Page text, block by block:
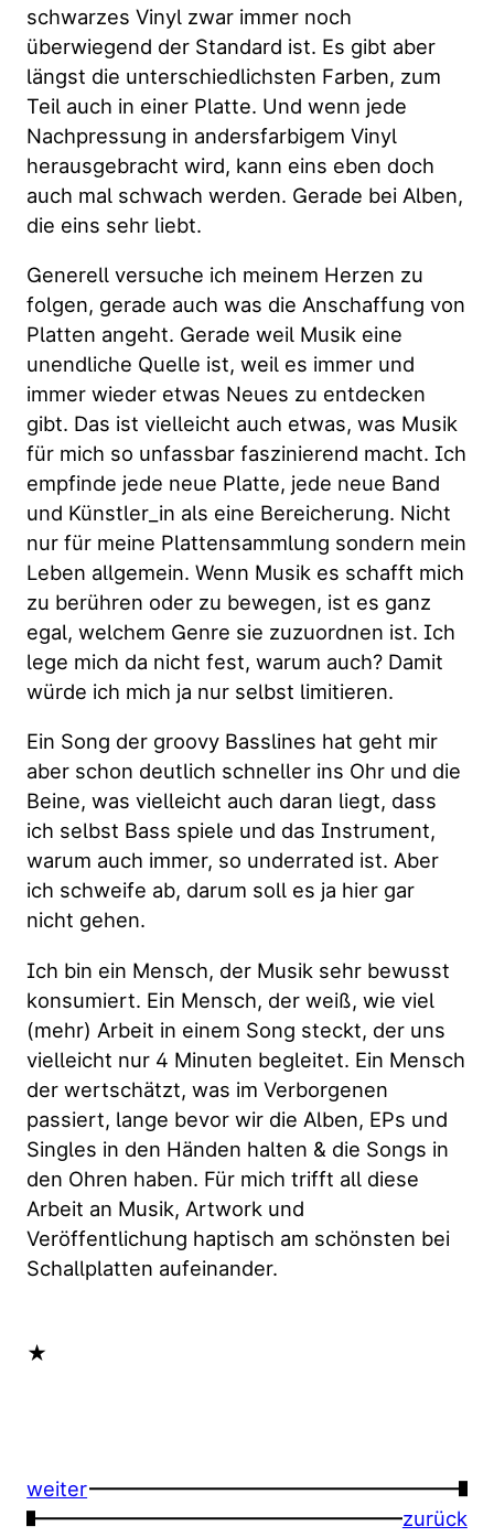
schwarzes Vinyl zwar immer noch
überwiegend der Standard ist. Es gibt aber
längst die unterschiedlichsten Farben, zum
Teil auch in einer Platte. Und wenn jede
Nachpressung in andersfarbigem Vinyl
herausgebracht wird, kann eins eben doch
auch mal schwach werden. Gerade bei Alben,
die eins sehr liebt.
Generell versuche ich meinem Herzen zu
folgen, gerade auch was die Anschaffung von
Platten angeht. Gerade weil Musik eine
unendliche Quelle ist, weil es immer und
immer wieder etwas Neues zu entdecken
gibt. Das ist vielleicht auch etwas, was Musik
für mich so unfassbar faszinierend macht. Ich
empfinde jede neue Platte, jede neue Band
und Künstler_in als eine Bereicherung. Nicht
nur für meine Plattensammlung sondern mein
Leben allgemein. Wenn Musik es schafft mich
zu berühren oder zu bewegen, ist es ganz
egal, welchem Genre sie zuzuordnen ist. Ich
lege mich da nicht fest, warum auch? Damit
würde ich mich ja nur selbst limitieren.
Ein Song der groovy Basslines hat geht mir
aber schon deutlich schneller ins Ohr und die
Beine, was vielleicht auch daran liegt, dass
ich selbst Bass spiele und das Instrument,
warum auch immer, so underrated ist. Aber
ich schweife ab, darum soll es ja hier gar
nicht gehen.
Ich bin ein Mensch, der Musik sehr bewusst
konsumiert. Ein Mensch, der weiß, wie viel
(mehr) Arbeit in einem Song steckt, der uns
vielleicht nur 4 Minuten begleitet. Ein Mensch
der wertschätzt, was im Verborgenen
passiert, lange bevor wir die Alben, EPs und
Singles in den Händen halten & die Songs in
den Ohren haben. Für mich trifft all diese
Arbeit an Musik, Artwork und
Veröffentlichung haptisch am schönsten bei
Schallplatten aufeinander.
★
weiter
→
←
zurück